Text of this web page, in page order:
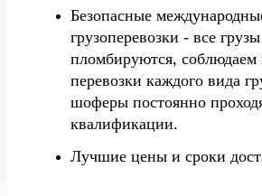
Безопасные
грузоперевозки - все грузы
пломбируются, соблюдаем
перевозки каждого вида
шоферы постоянно
квалификации.
Лучшие цены и сроки